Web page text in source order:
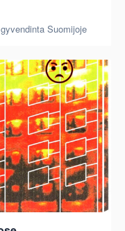
Suomijoje